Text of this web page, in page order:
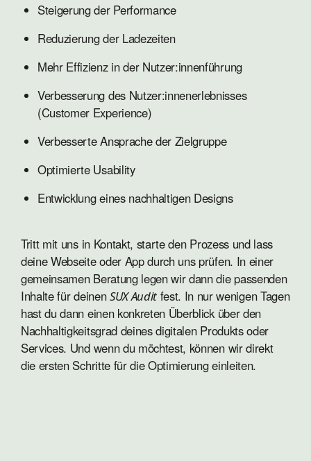
Steigerung der Performance
Reduzierung der Ladezeiten
Mehr Effizienz in der Nutzer:innenführung
Verbesserung des Nutzer:innenerlebnisses
(Customer Experience)
Verbesserte Ansprache der Zielgruppe
Optimierte Usability
Entwicklung eines nachhaltigen Designs
Tritt mit uns in Kontakt, starte den Prozess und lass
deine Webseite oder App durch uns prüfen. In einer
gemeinsamen Beratung legen wir dann die passenden
Inhalte für deinenSUX Auditfest. In nur wenigen Tagen
hast du dann einen konkreten Überblick über den
Nachhaltigkeitsgrad deines digitalen Produkts oder
Services. Und wenn du möchtest, können wir direkt
die ersten Schritte für die Optimierung einleiten.